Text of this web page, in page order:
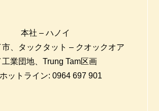
本社 – ハノイ
市、タックタット – クオックオア
工業団地、Trung Tam区画
ホットライン: 0964 697 901